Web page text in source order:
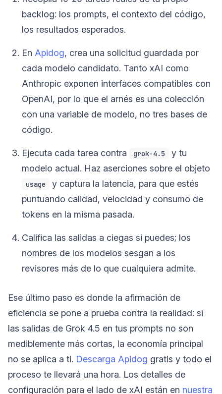
backlog: los prompts, el contexto del código,
los resultados esperados.
En Apidog, crea una solicitud guardada por
cada modelo candidato. Tanto xAI como
Anthropic exponen interfaces compatibles con
OpenAI, por lo que el arnés es una colección
con una variable de modelo, no tres bases de
código.
Ejecuta cada tarea contra grok-4.5
y tu
modelo actual. Haz aserciones sobre el objeto
usage
y captura la latencia, para que estés
puntuando calidad, velocidad y consumo de
tokens en la misma pasada.
Califica las salidas a ciegas si puedes; los
nombres de los modelos sesgan a los
revisores más de lo que cualquiera admite.
Ese último paso es donde la afirmación de
eficiencia se pone a prueba contra la realidad: si
las salidas de Grok 4.5 en tus prompts no son
mediblemente más cortas, la economía principal
no se aplica a ti. Descarga Apidog gratis y todo el
proceso te llevará una hora. Los detalles de
configuración para el lado de xAI están en nuestra